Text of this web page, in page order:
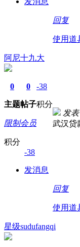
回复
使用道
阿尼十九大
0
主题
0
帖子
-38
积分
限制会员
积分
-38
发消息
发表
武汉贷
回复
使用道
星级sudufangqi